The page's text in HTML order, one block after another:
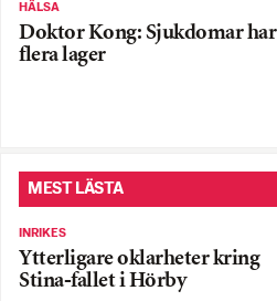
HÄLSA
Doktor Kong: Sjukdomar har
flera lager
MEST LÄSTA
INRIKES
Ytterligare oklarheter kring
Stina-fallet i Hörby